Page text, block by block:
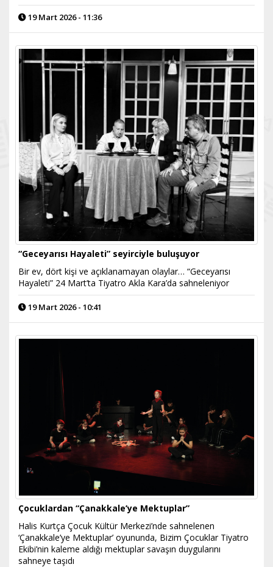
19 Mart 2026 - 11:36
“Geceyarısı Hayaleti” seyirciyle buluşuyor
Bir ev, dört kişi ve açıklanamayan olaylar… “Geceyarısı
Hayaleti” 24 Mart’ta Tiyatro Akla Kara’da sahneleniyor
19 Mart 2026 - 10:41
Çocuklardan “Çanakkale’ye Mektuplar”
Halis Kurtça Çocuk Kültür Merkezi’nde sahnelenen
‘Çanakkale’ye Mektuplar’ oyununda, Bizim Çocuklar Tiyatro
Ekibi’nin kaleme aldığı mektuplar savaşın duygularını
sahneye taşıdı